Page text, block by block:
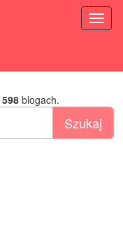
598blogach.